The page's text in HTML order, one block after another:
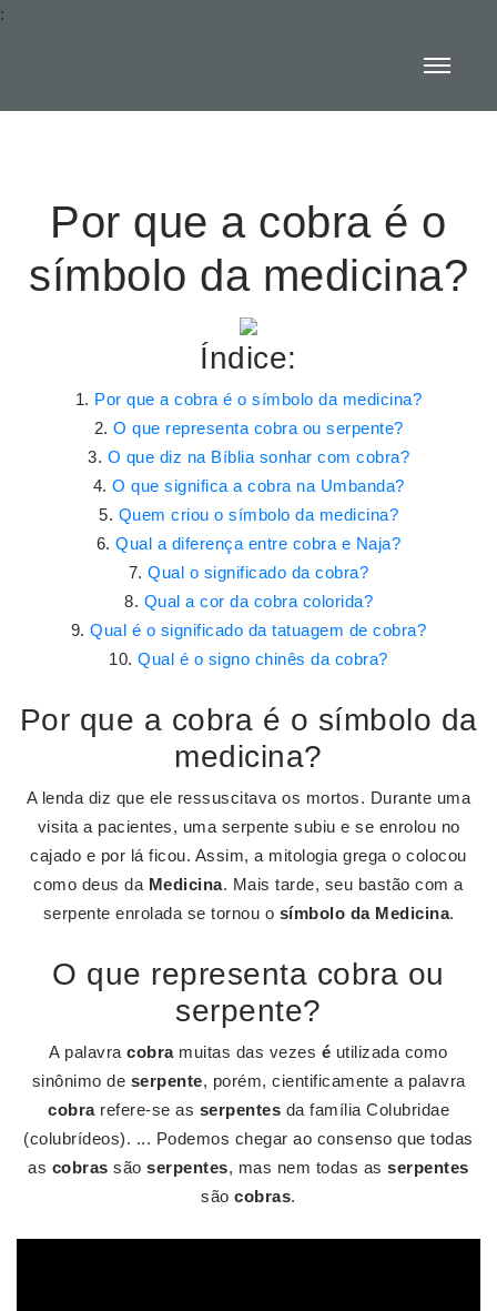
:
Por que a cobra é o
símbolo da medicina?
Índice:
Por que a cobra é o símbolo da medicina?
O que representa cobra ou serpente?
O que diz na Bíblia sonhar com cobra?
O que significa a cobra na Umbanda?
Quem criou o símbolo da medicina?
Qual a diferença entre cobra e Naja?
Qual o significado da cobra?
Qual a cor da cobra colorida?
Qual é o significado da tatuagem de cobra?
Qual é o signo chinês da cobra?
Por que a cobra é o símbolo da
medicina?
A lenda diz que ele ressuscitava os mortos. Durante uma
visita a pacientes, uma serpente subiu e se enrolou no
cajado e por lá ficou. Assim, a mitologia grega o colocou
como deus da Medicina. Mais tarde, seu bastão com a
serpente enrolada se tornou o símbolo da Medicina.
O que representa cobra ou
serpente?
A palavracobramuitas das vezes é utilizada como
sinônimo de serpente, porém, cientificamente a palavra
cobrarefere-se as serpentes da família Colubridae
(colubrídeos). ... Podemos chegar ao consenso que todas
as cobras sãoserpentes, mas nem todas asserpentes
sãocobras.